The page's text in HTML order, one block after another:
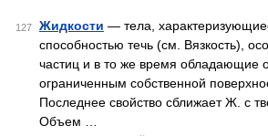
127 Жидкости — тела,
способностью течь (см. Вязкость),
частиц и в то же время обладающие
ограниченным собственной
Последнее свойство сближает Ж. с
Объем …